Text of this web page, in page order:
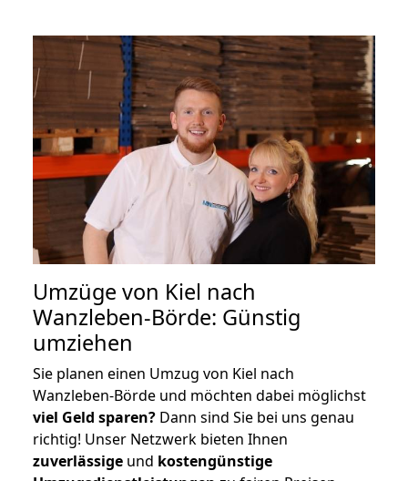
Umzüge von Kiel nach
Wanzleben-Börde: Günstig
umziehen
Sie planen einen Umzug von Kiel nach
Wanzleben-Börde und möchten dabei möglichst
viel Geld sparen? Dann sind Sie bei uns genau
richtig! Unser Netzwerk bieten Ihnen
zuverlässige und kostengünstige